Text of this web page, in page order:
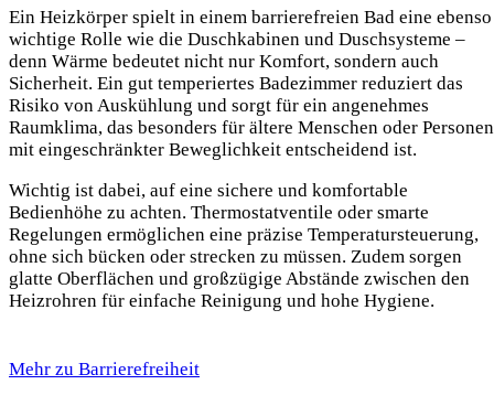
Ein Heizkörper spielt in einem barrierefreien Bad eine ebenso
wichtige Rolle wie die Duschkabinen und Duschsysteme –
denn Wärme bedeutet nicht nur Komfort, sondern auch
Sicherheit. Ein gut temperiertes Badezimmer reduziert das
Risiko von Auskühlung und sorgt für ein angenehmes
Raumklima, das besonders für ältere Menschen oder Personen
mit eingeschränkter Beweglichkeit entscheidend ist.
Wichtig ist dabei, auf eine sichere und komfortable
Bedienhöhe zu achten. Thermostatventile oder smarte
Regelungen ermöglichen eine präzise Temperatursteuerung,
ohne sich bücken oder strecken zu müssen. Zudem sorgen
glatte Oberflächen und großzügige Abstände zwischen den
Heizrohren für einfache Reinigung und hohe Hygiene.
Mehr zu Barrierefreiheit